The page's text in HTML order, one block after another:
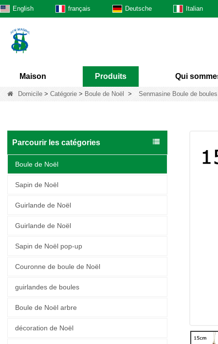
English français Deutsche Italian
Maison Produits Qui
Domicile > Catégorie > Boule de Noël > Senmasine Boule de
Parcourir les catégories
Boule de Noël
Sapin de Noël
Guirlande de Noël
Guirlande de Noël
Sapin de Noël pop-up
Couronne de boule de Noël
guirlandes de boules
Boule de Noël arbre
décoration de Noël